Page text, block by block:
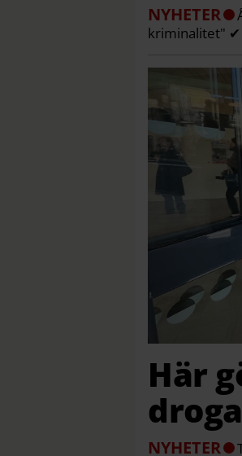
NYHETER
kriminalitet" ✔
Här
NYHETER